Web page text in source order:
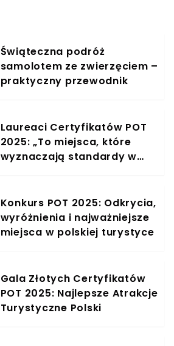
Świąteczna podróż
samolotem ze zwierzęciem –
praktyczny przewodnik
Laureaci Certyfikatów POT
2025: „To miejsca, które
wyznaczają standardy w
Janowskim, dyrektorem
Departamentu Wsparcia
Rozwoju Turystyki POT
Konkurs POT 2025: Odkrycia,
wyróżnienia i najważniejsze
miejsca w polskiej turystyce
Gala Złotych Certyfikatów
POT 2025: Najlepsze Atrakcje
Turystyczne Polski